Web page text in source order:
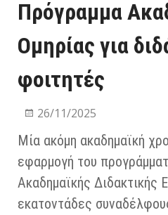
Πρόγραμμα
Ομηρίας για
φοιτητές
26/11/2025
Μία ακόμη ακαδημαϊκή
εφαρμογή του
Ακαδημαϊκής Διδακτικής
εκατοντάδες